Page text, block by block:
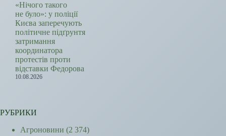
«Нічого такого
не було»: у поліції
Києва заперечують
політичне підґрунтя
затримання
координатора
протестів проти
відставки Федорова
10.08.2026
РУБРИКИ
Агроновини (2 374)